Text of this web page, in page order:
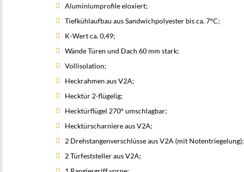
Aluminiumprofile eloxiert;
Tiefkühlaufbau aus Sandwichpolyester bis ca. 7°C;
K-Wert ca. 0,49;
Wände Türen und Dach 60 mm stark;
Vollisolation;
Heckrahmen aus V2A;
Hecktür 2-flügelig;
Hecktürflügel 270° umschlagbar;
Hecktürscharniere aus V2A;
2 Drehstangenverschlüsse aus V2A (mit Notentriegelung);
2 Türfeststeller aus V2A;